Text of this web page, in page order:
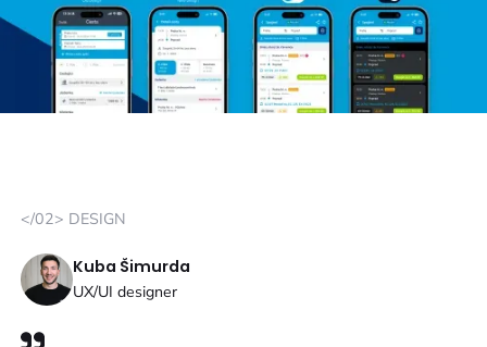
</02> DESIGN
Kuba Šimurda
UX/UI designer